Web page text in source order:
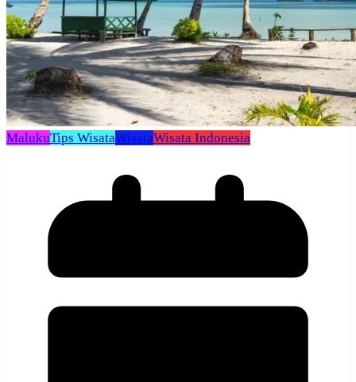
MalukuTips WisataWisataWisata Indonesia